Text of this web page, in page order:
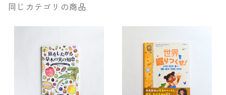
同じカテゴリの商品